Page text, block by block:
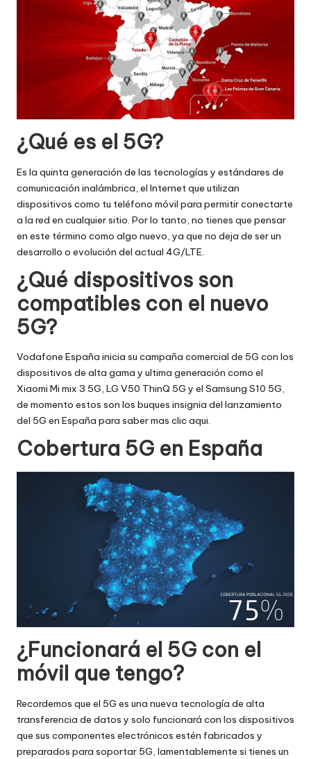
¿Qué es el 5G?
Es la quinta generación de las tecnologías y estándares de
comunicación inalámbrica, el Internet que utilizan
dispositivos como tu teléfono móvil para permitir conectarte
a la red en cualquier sitio. Por lo tanto, no tienes que pensar
en este término como algo nuevo, ya que no deja de ser un
desarrollo o evolución del actual 4G/LTE.
¿Qué dispositivos son
compatibles con el nuevo
5G?
Vodafone España inicia su campaña comercial de 5G con los
dispositivos de alta gama y ultima generación como el
Xiaomi Mi mix 3 5G, LG V50 ThinQ 5G y el Samsung S10 5G,
de momento estos son los buques insignia del lanzamiento
del 5G en España para saber mas clic aqui.
Cobertura 5G en España
¿Funcionará el 5G con el
móvil que tengo?
Recordemos que el 5G es una nueva tecnología de alta
transferencia de datos y solo funcionará con los dispositivos
que sus componentes electrónicos estén fabricados y
preparados para soportar 5G, lamentablemente si tienes un